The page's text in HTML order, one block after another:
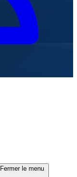
Fermer le menu